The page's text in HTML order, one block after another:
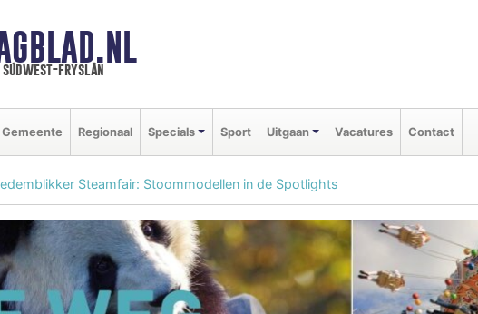
súdwest-fryslân
Gemeente Regionaal Specials Sport Uitgaan Vacatures Contact
Steamfair: Stoommodellen in de Spotlights